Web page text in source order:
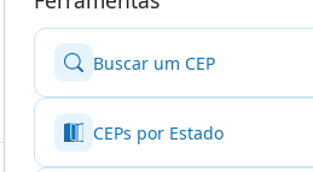
Buscar um CEP
CEPs por Estado